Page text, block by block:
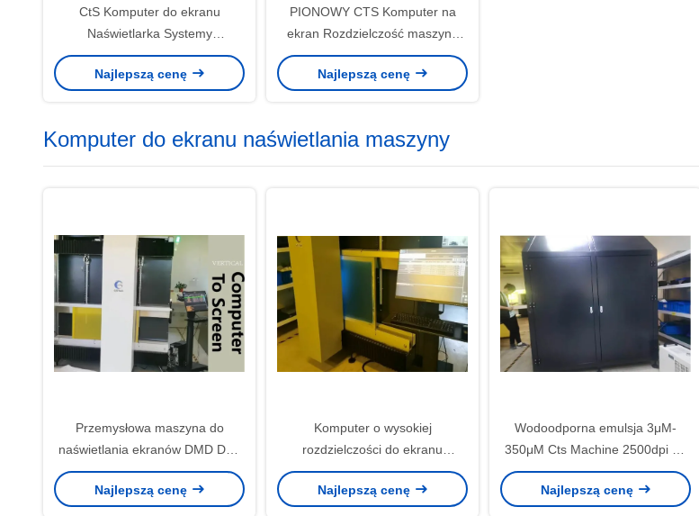
CtS Komputer do ekranu
Naświetlarka Systemy
obrazowania CTS Rozdzielczość
2540 dpi
Najlepszą cenę
PIONOWY CTS Komputer na
ekran Rozdzielczość maszyny
naświetlającej 2540 dpi
Najlepszą cenę
Komputer do ekranu naświetlania maszyny
Przemysłowa maszyna do
naświetlania ekranów DMD DLP
1270 dpi 1500 kg
Najlepszą cenę
Komputer o wysokiej
rozdzielczości do ekranu
maszyny naświetlającej Długość
fali lasera 405 ± 5 nm
Najlepszą cenę
Wodoodporna emulsja 3μM-
350μM Cts Machine 2500dpi do
PCB
Najlepszą cenę